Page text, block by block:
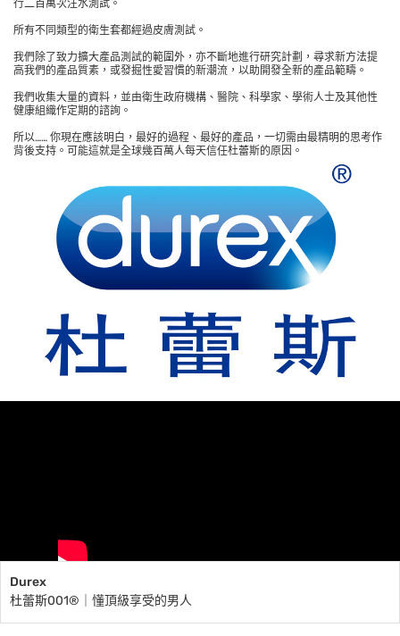
行二百萬次注水測試。
所有不同類型的衛生套都經過皮膚測試。
我們除了致力擴大產品測試的範圍外，亦不斷地進行研究計劃，尋求新方法提
高我們的產品質素，或發掘性愛習慣的新潮流，以助開發全新的產品範疇。
我們收集大量的資料，並由衛生政府機構、醫院、科學家、學術人士及其他性
健康組織作定期的諮詢。
所以…… 你現在應該明白，最好的過程、最好的產品，一切需由最精明的思考作
背後支持。可能這就是全球幾百萬人每天信任杜蕾斯的原因。
Durex
杜蕾斯001®｜懂頂級享受的男人